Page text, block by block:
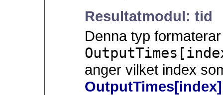
Resultatmodul: tid
Denna typ
anger vilket index
OutputTimes[index]